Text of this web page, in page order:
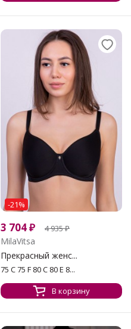
-21%
3 704₽ 4 935₽
MilaVitsa
Прекрасный женс...
75 C 75 F 80 C 80 E 8...
В корзину